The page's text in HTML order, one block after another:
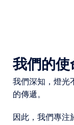
我們的使
我們深知，燈光
的傳遞。
因此，我們專注